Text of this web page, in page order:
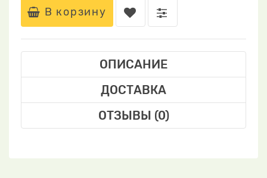
В корзину
ОПИСАНИЕ
ДОСТАВКА
ОТЗЫВЫ (0)